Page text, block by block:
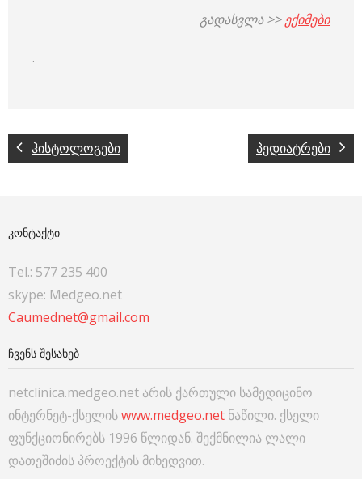
გადასვლა >>ექიმები
.
ჰისტოლოგები პედიატრები
ᲙᲝᲜᲢᲐᲥᲢᲘ
Tel.: 577 235 400
skype: Medgeo.net
Caumednet@gmail.com
ᲩᲕᲔᲜᲡ ᲨᲔᲡᲐᲮᲔᲑ
netclinica.medgeo.net არის ქართული სამედიცინო
ინტერნეტ-ქსელისwww.medgeo.net ნაწილი. ქსელი
ფუნქციონირებს 1996 წლიდან. შექმნილია ლალი
დათეშიძის პროექტის მიხედვით.